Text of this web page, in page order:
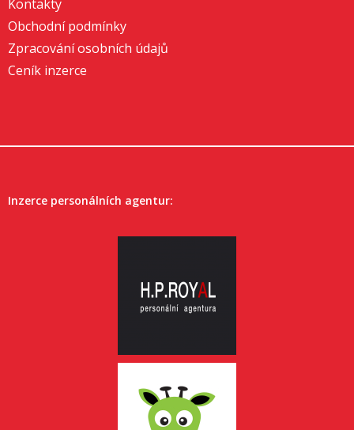
Kontakty
Obchodní podmínky
Zpracování osobních údajů
Ceník inzerce
Inzerce personálních agentur: